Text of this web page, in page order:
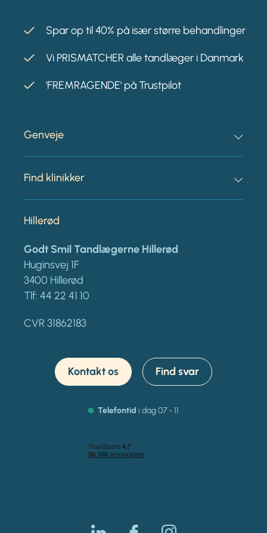
Spar op til 40% på især større behandlinger
Vi PRISMATCHER alle tandlæger i Danmark
'FREMRAGENDE' på Trustpilot
Genveje
Find klinikker
Hillerød
Godt Smil Tandlægerne Hillerød
Huginsvej 1F
3400 Hillerød
Tlf: 44 22 41 10
CVR 31862183
Kontakt os Find svar
Telefontid i dag 07 - 11